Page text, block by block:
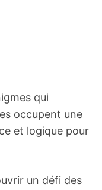
qui
occupent une
et logique pour
un défi des